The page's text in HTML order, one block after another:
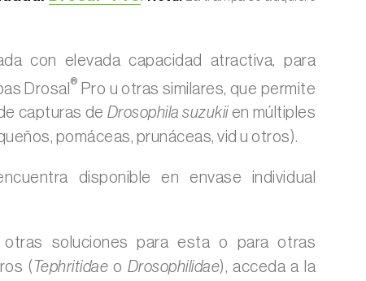
con elevada capacidad atractiva, para
Drosal ® Pro u otras similares, que permite
capturas de Drosophila suzukiien múltiples
pomáceas, prunáceas, vid u otros).
disponible en envase individual
otras soluciones para esta o para otras
( Tephritidae o Drosophilidae), acceda a la